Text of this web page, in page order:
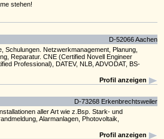
stehen!
D-52066 Aachen
Schulungen. Netzwerkmanagement, Planung,
Reparatur. CNE (Certified Novell Engineer
Professional), DATEV, NLB, ADVODAT, BS-
Profil anzeigen
D-73268 Erkenbrechtsweiler
aller Art wie z.Bsp. Stark- und
Alarmanlagen, Photovoltaik,
Profil anzeigen